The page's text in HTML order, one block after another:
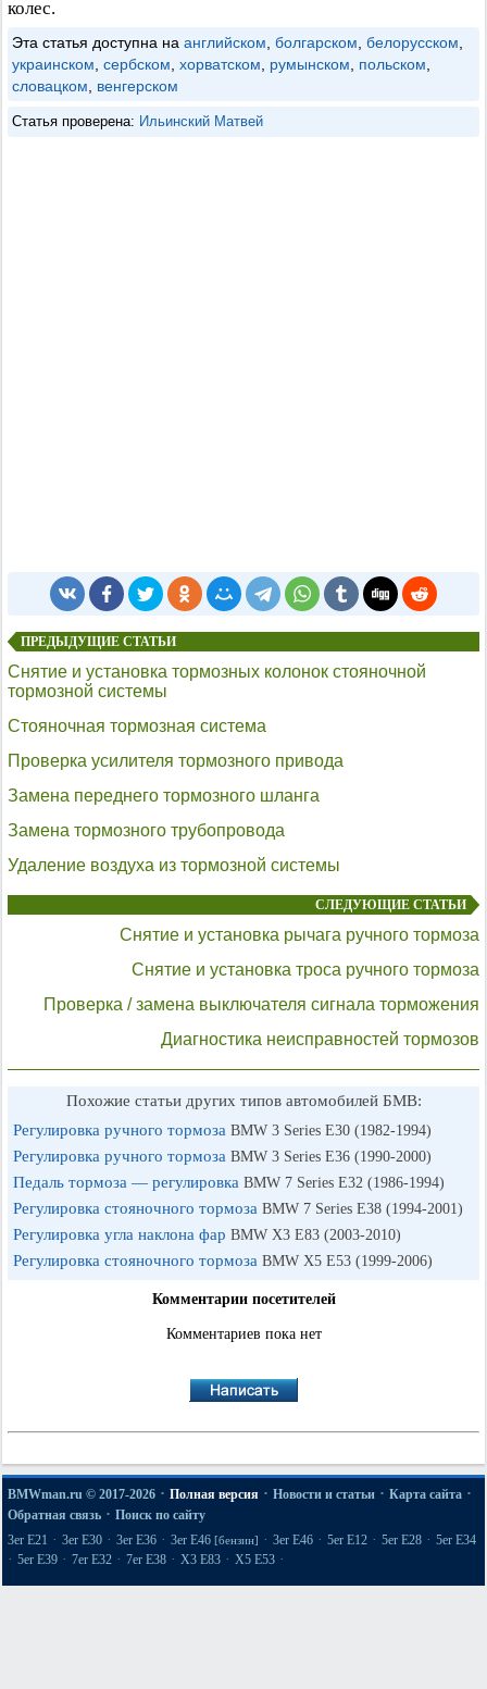
колес.
Эта статья доступна на английском болгарском белорусском
украинском сербском хорватском румынском польском
словацком
венгерском
Статья проверена: Ильинский Матвей
ПРЕДЫДУЩИЕ СТАТЬИ
Снятие и установка тормозных колонок стояночной
тормозной системы
Стояночная тормозная система
Проверка усилителя тормозного привода
Замена переднего тормозного шланга
Замена тормозного трубопровода
Удаление воздуха из тормозной системы
СЛЕДУЮЩИЕ СТАТЬИ
Снятие и установка рычага ручного тормоза
Снятие и установка троса ручного тормоза
Проверка / замена выключателя сигнала торможения
Диагностика неисправностей тормозов
Похожие статьи других типов автомобилей БМВ:
Регулировка ручного тормоза BMW 3 Series E30 (1982-1994)
Регулировка ручного тормоза BMW 3 Series E36 (1990-2000)
Педаль тормоза — регулировка BMW 7 Series E32 (1986-1994)
Регулировка стояночного тормоза BMW 7 Series E38 (1994-2001)
Регулировка угла наклона фар BMW X3 E83 (2003-2010)
Регулировка стояночного тормоза BMW X5 E53 (1999-2006)
Комментарии посетителей
Комментариев пока нет
BMWman.ru © 2017-2026 · Полная версия · Новости и статьи · Карта сайта ·
Обратная связь · Поиск по сайту
3er E21 · 3er E30 · 3er E36 · 3er E46 [бензин] · 3er E46 · 5er E12 · 5er E28 · 5er E34
· 5er E39 · 7er E32 · 7er E38 · X3 E83 · X5 E53 ·